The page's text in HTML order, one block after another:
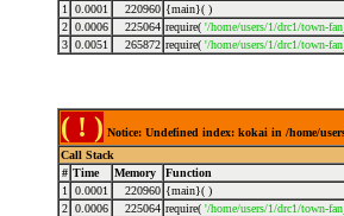
1
0.0001 220960 {main}( )
2 0.0006 225064 require( '/home/users/1/drc1/town-
3 0.0051 265872 require( '/home/users/1/drc1/town-
( ! ) Notice: Undefined index: kokai in /home/
Call Stack
# Time Memory Function
1
0.0001 220960 {main}( )
2 0.0006 225064 require( '/home/users/1/drc1/town-